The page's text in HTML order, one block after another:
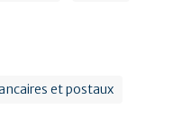
et postaux